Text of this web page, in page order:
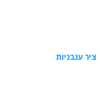
ציר עגבניות